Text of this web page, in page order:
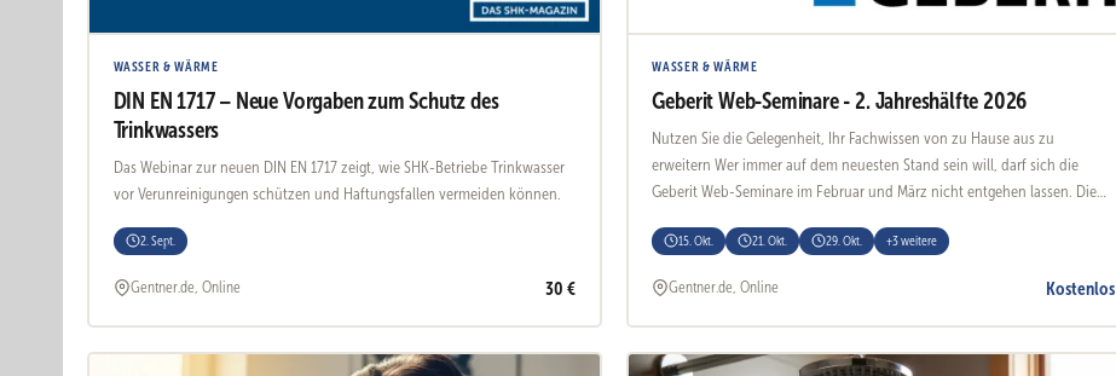
WASSER & WÄRME
DIN EN 1717 – Neue Vorgaben zum Schutz des
Trinkwassers
Das Webinar zur neuen DIN EN 1717 zeigt, wie SHK-Betriebe Trinkwasser
vor Verunreinigungen schützen und Haftungsfallen vermeiden können.
2. Sept.
Gentner.de, Online 30 €
WASSER & WÄRME
Geberit Web-Seminare - 2. Jahreshälfte 2026
Nutzen Sie die Gelegenheit, Ihr Fachwissen von zu Hause aus zu
erweitern Wer immer auf dem neuesten Stand sein will, darf sich die
Geberit Web-Seminare im Februar und März nicht entgehen lassen. Die
Regeln der Technik.
15. Okt. 21. Okt. 29. Okt. +3 weitere
Gentner.de, Online Kostenlos